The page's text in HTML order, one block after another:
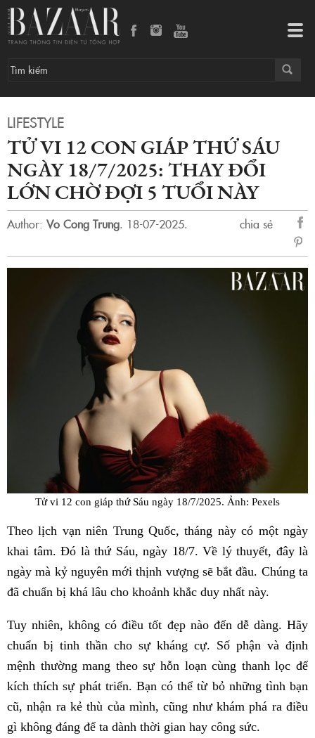
LIFESTYLE
TỬ VI 12 CON GIÁP THỨ SÁU
NGÀY 18/7/2025: THAY ĐỔI
LỚN CHỜ ĐỢI 5 TUỔI NÀY
Author: Vo Cong Trung. 18-07-2025.
chia sẻ
sẻ
Tử vi 12 con giáp thứ Sáu ngày 18/7/2025. Ảnh: Pexels
Theo lịch vạn niên Trung Quốc, tháng này có một ngày
khai tâm. Đó là thứ Sáu, ngày 18/7. Về lý thuyết, đây là
ngày mà kỷ nguyên mới thịnh vượng sẽ bắt đầu. Chúng ta
đã chuẩn bị khá lâu cho khoảnh khắc duy nhất này.
Tuy nhiên, không có điều tốt đẹp nào đến dễ dàng. Hãy
chuẩn bị tinh thần cho sự kháng cự. Số phận và định
mệnh thường mang theo sự hỗn loạn cùng thanh lọc để
kích thích sự phát triển. Bạn có thể từ bỏ những tình bạn
cũ, nhận ra kẻ thù của mình, cũng như khám phá ra điều
gì không đáng để ta dành thời gian hay công sức.